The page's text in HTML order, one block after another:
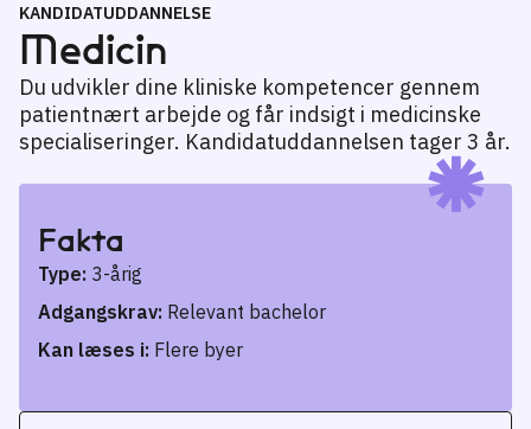
KANDIDATUDDANNELSE
Medicin
Du udvikler dine kliniske kompetencer gennem
patientnært arbejde og får indsigt i medicinske
specialiseringer. Kandidatuddannelsen tager 3 år.
Fakta
Type: 3-årig
Adgangskrav: Relevant bachelor
Kan læses i: Flere byer